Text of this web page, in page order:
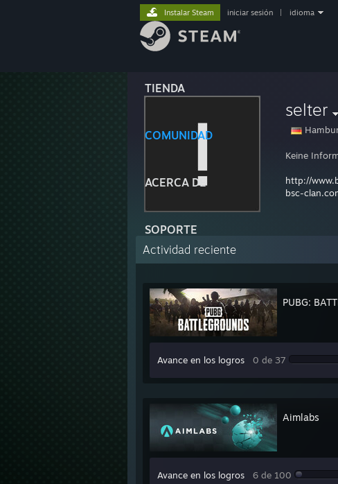
TIENDA
COMUNIDAD
ACERCA DE
SOPORTE
Instalar Steam iniciar sesión idioma
selter
Keine
http://
bsc-
Actividad reciente
PUBG:
Avance en los logros 0 de 37
Aimlabs
Avance en los logros 6 de 100